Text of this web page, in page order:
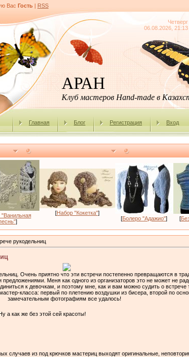
Вас Гость | RSS
Четверг
06.08.2026, 21:13
АРАН
Клуб мастеров Hand-made в
Главная Блог Регистрация Вход
]
[Набор "Кокетка"]
[Болеро "Адажио"] [
рукодельниц
Очень приятно что эти встречи постепенно превращаются в
Меня как одного из организаторов это не может не
к девочкам, и поэтому мне, как и вам можно судить о
класса: первый по плетению воздушки из бисера, второй по
замечательным фотографиям все удалось!
а как же без этой сей красоты!
случаев из под крючков мастериц выходят оригинальные,